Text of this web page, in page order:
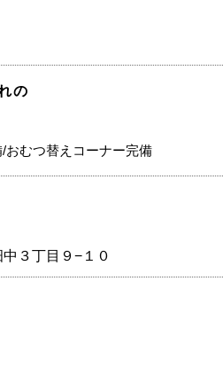
の
おむつ替えコーナー完備
３丁目９−１０